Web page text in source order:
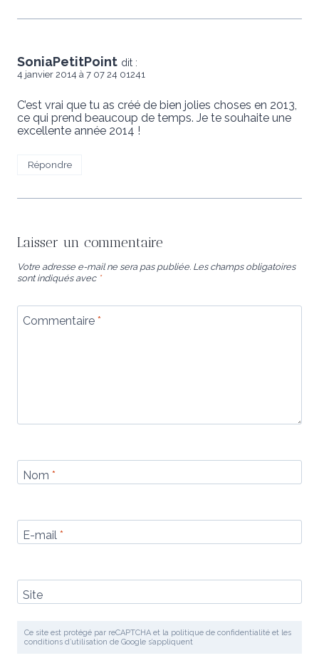
SoniaPetitPoint dit :
4 janvier 2014 à 7 07 24 01241
C’est vrai que tu as créé de bien jolies choses en 2013,
ce qui prend beaucoup de temps. Je te souhaite une
excellente année 2014 !
Répondre
Laisser un commentaire
Votre adresse e-mail ne sera pas publiée. Les champs obligatoires
sont indiqués avec *
Commentaire *
Nom *
E-mail *
Site
Ce site est protégé par reCAPTCHA et la politique de confidentialité et les
conditions d’utilisation de Google s’appliquent